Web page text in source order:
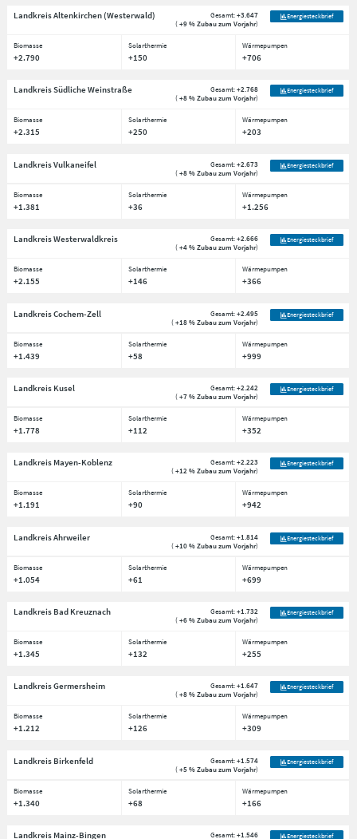
Landkreis Altenkirchen (Westerwald) Gesamt:+3.647
(+9 % Zubau zum Vorjahr)
Energiesteckbrief
Biomasse Solarthermie Wärmepumpen
+2.790 +150 +706
Landkreis Südliche Weinstraße Gesamt:+2.768
(+8 % Zubau zum Vorjahr)
Energiesteckbrief
Biomasse Solarthermie Wärmepumpen
+2.315 +250 +203
Landkreis Vulkaneifel Gesamt:+2.673
(+8 % Zubau zum Vorjahr)
Energiesteckbrief
Biomasse Solarthermie Wärmepumpen
+1.381 +36 +1.256
Landkreis Westerwaldkreis Gesamt:+2.666
(+4 % Zubau zum Vorjahr)
Energiesteckbrief
Biomasse Solarthermie Wärmepumpen
+2.155 +146 +366
Landkreis Cochem-Zell Gesamt:+2.495
(+18 % Zubau zum Vorjahr)
Energiesteckbrief
Biomasse Solarthermie Wärmepumpen
+1.439 +58 +999
Landkreis Kusel Gesamt:+2.242
(+7 % Zubau zum Vorjahr)
Energiesteckbrief
Biomasse Solarthermie Wärmepumpen
+1.778 +112 +352
Landkreis Mayen-Koblenz Gesamt:+2.223
(+12 % Zubau zum Vorjahr)
Energiesteckbrief
Biomasse Solarthermie Wärmepumpen
+1.191 +90 +942
Landkreis Ahrweiler Gesamt:+1.814
(+10 % Zubau zum Vorjahr)
Energiesteckbrief
Biomasse Solarthermie Wärmepumpen
+1.054 +61 +699
Landkreis Bad Kreuznach Gesamt:+1.732
(+6 % Zubau zum Vorjahr)
Energiesteckbrief
Biomasse Solarthermie Wärmepumpen
+1.345 +132 +255
Landkreis Germersheim Gesamt:+1.647
(+8 % Zubau zum Vorjahr)
Energiesteckbrief
Biomasse Solarthermie Wärmepumpen
+1.212 +126 +309
Landkreis Birkenfeld Gesamt:+1.574
(+5 % Zubau zum Vorjahr)
Energiesteckbrief
Biomasse Solarthermie Wärmepumpen
+1.340 +68 +166
Landkreis Mainz-Bingen Gesamt:+1.546
Energiesteckbrief